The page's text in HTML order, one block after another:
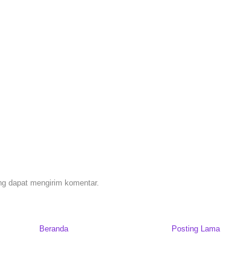
dapat mengirim komentar.
Posting Lama
Beranda